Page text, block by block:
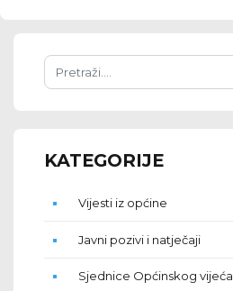
KATEGORIJE
Vijesti iz općine
Javni pozivi i natječaji
Sjednice Općinskog vijeća